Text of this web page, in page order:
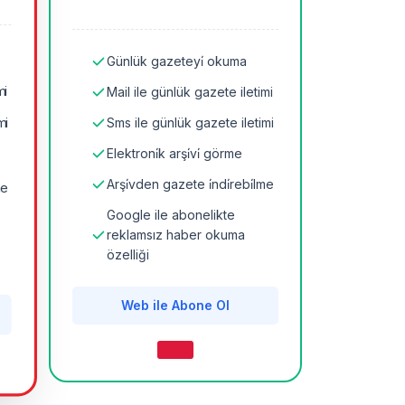
Günlük gazeteyi̇ okuma
Mail ile günlük gazete iletimi
Sms ile günlük gazete iletimi
Elektroni̇k arşi̇vi̇ görme
Arşi̇vden gazete i̇ndi̇rebi̇lme
Google ile abonelikte
reklamsız haber okuma
özelliği
Web ile Abone Ol